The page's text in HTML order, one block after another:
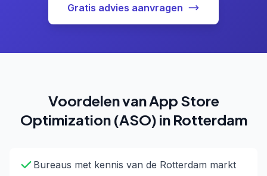
Gratis advies aanvragen
Voordelen van App Store
Optimization (ASO) in Rotterdam
Bureaus met kennis van de Rotterdam markt